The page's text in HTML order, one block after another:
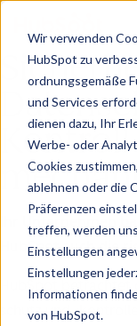
Wir verwenden
HubSpot zu
ordnungsgemäße
und Services
dienen dazu, Ihr
Werbe- oder
Cookies
ablehnen oder die
Präferenzen
treffen, werden
Einstellungen
Einstellungen
Informationen
von HubSpot.
Ihr Unternehmen
HubSpot auch die
HubSpot betrachtet
schutz und -